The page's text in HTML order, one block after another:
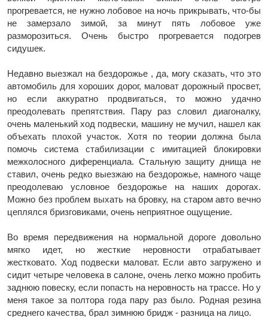
прогревается, не нужно лобовое на ночь прикрывать, что-бы
не замерзало зимой, за минут пять лобовое уже
разморозиться. Очень быстро прогревается подогрев
сидушек.
Недавно выезжал на бездорожье , да, могу сказать, что это
автомобиль для хороших дорог, маловат дорожный просвет,
но если аккуратно продвигаться, то можно удачно
преодолевать препятствия. Пару раз словил диагоналку,
очень маленький ход подвески, машину не мучил, нашел как
объехать плохой участок. Хотя по теории должна была
помочь система стабилизации с имитацией блокировки
межколосного диференциала. Стальную защиту днища не
ставил, очень редко выезжаю на бездорожье, намного чаще
преодолеваю условное бездорожье на наших дорогах.
Можно без проблем выхать на бровку, на старом авто вечно
цеплялся бризговиками, очень неприятное ощущение.
Во время передвижения на нормальной дороге довольно
мягко идет, но жесткие неровности отрабатывает
жестковато. Ход подвески маловат. Если авто загружено и
сидит четыре человека в салоне, очень легко можно пробить
заднюю повеску, если попасть на неровность на трассе. Но у
меня такое за полтора года пару раз было. Родная резина
среднего качества, брал зимнюю бридж - разница на лицо.